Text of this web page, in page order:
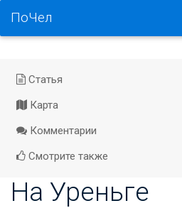
ПоЧел
Статья
Карта
Комментарии
Смотрите также
На Уреньге